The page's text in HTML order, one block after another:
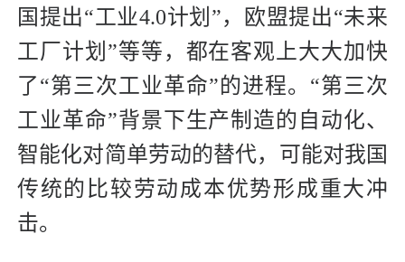
国提出“工业4.0计划”，欧盟提出“未来
工厂计划”等等，都在客观上大大加快
了“第三次工业革命”的进程。“第三次
工业革命”背景下生产制造的自动化、
智能化对简单劳动的替代，可能对我国
传统的比较劳动成本优势形成重大冲
击。